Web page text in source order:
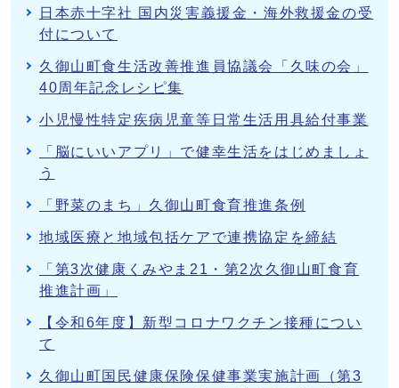
日本赤十字社 国内災害義援金・海外救援金の受
付について
久御山町食生活改善推進員協議会「久味の会」
40周年記念レシピ集
小児慢性特定疾病児童等日常生活用具給付事業
「脳にいいアプリ」で健幸生活をはじめましょ
う
「野菜のまち」久御山町食育推進条例
地域医療と地域包括ケアで連携協定を締結
「第3次健康くみやま21・第2次久御山町食育
推進計画」
【令和6年度】新型コロナワクチン接種につい
て
久御山町国民健康保険保健事業実施計画（第3